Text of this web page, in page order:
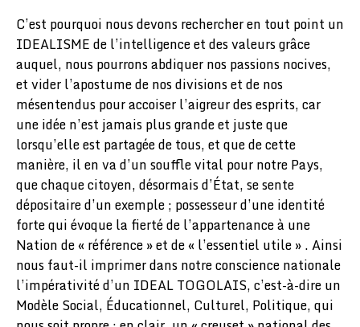
C’est pourquoi nous devons rechercher en tout point un
IDEALISME de l’intelligence et des valeurs grâce
auquel, nous pourrons abdiquer nos passions nocives,
et vider l’apostume de nos divisions et de nos
mésentendus pour accoiser l’aigreur des esprits, car
une idée n’est jamais plus grande et juste que
lorsqu’elle est partagée de tous, et que de cette
manière, il en va d’un souffle vital pour notre Pays,
que chaque citoyen, désormais d’État, se sente
dépositaire d’un exemple ; possesseur d’une identité
forte qui évoque la fierté de l’appartenance à une
Nation de « référence » et de « l’essentiel utile » . Ainsi
nous faut-il imprimer dans notre conscience nationale
l’impérativité d’un IDEAL TOGOLAIS, c’est-à-dire un
Modèle Social, Éducationnel, Culturel, Politique, qui